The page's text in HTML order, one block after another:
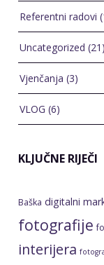
Referentni radovi
Uncategorized (21)
Vjenčanja (3)
VLOG (6)
KLJUČNE RIJEČI
Baška digitalni
fotografije
interijera